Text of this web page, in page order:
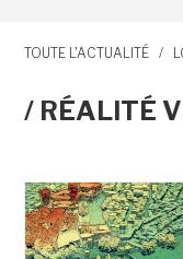
TOUTE L'ACTUALITÉ /
/ RÉALITÉ